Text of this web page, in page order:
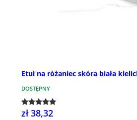
Etui na różaniec skóra biała
DOSTĘPNY
zł 38,32